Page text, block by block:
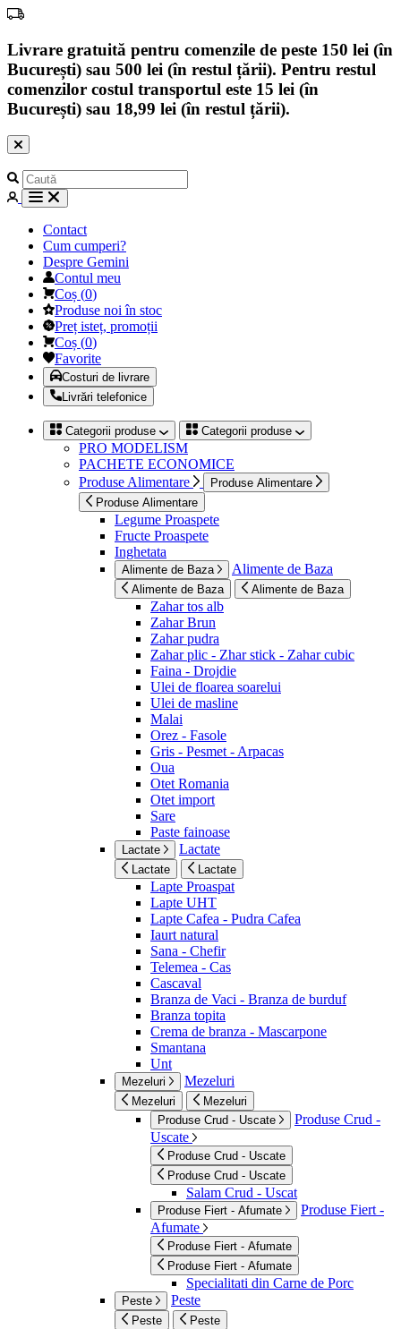
Livrare gratuită pentru comenzile de peste 150 lei (în
București) sau 500 lei (în restul țării). Pentru restul
comenzilor costul transportul este 15 lei (în
București) sau 18,99 lei (în restul țării).
Contact
Cum cumperi?
Despre Gemini
Contul meu
Coș (0)
Produse noi în stoc
Preț isteț, promoții
Coș (0)
Favorite
Costuri de livrare
Livrări telefonice
Categorii produse Categorii produse
PRO MODELISM
PACHETE ECONOMICE
Produse Alimentare
Produse Alimentare
Produse Alimentare
Legume Proaspete
Fructe Proaspete
Inghetata
Alimente de Baza Alimente de Baza
Alimente de Baza Alimente de Baza
Zahar tos alb
Zahar Brun
Zahar pudra
Zahar plic - Zhar stick - Zahar cubic
Faina - Drojdie
Ulei de floarea soarelui
Ulei de masline
Malai
Orez - Fasole
Gris - Pesmet - Arpacas
Oua
Otet Romania
Otet import
Sare
Paste fainoase
Lactate Lactate
Lactate Lactate
Lapte Proaspat
Lapte UHT
Lapte Cafea - Pudra Cafea
Iaurt natural
Sana - Chefir
Telemea - Cas
Cascaval
Branza de Vaci - Branza de burduf
Branza topita
Crema de branza - Mascarpone
Smantana
Unt
Mezeluri Mezeluri
Mezeluri
Mezeluri
Produse Crud - Uscate
Produse Crud -
Uscate
Produse Crud - Uscate
Produse Crud - Uscate
Salam Crud - Uscat
Produse Fiert - Afumate
Produse Fiert -
Afumate
Produse Fiert - Afumate
Produse Fiert - Afumate
Specialitati din Carne de Porc
Peste Peste
Peste Peste